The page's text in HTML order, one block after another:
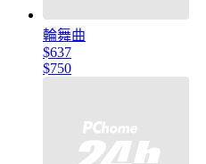
輪舞曲
$637
$750